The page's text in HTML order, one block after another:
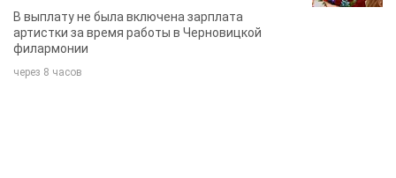
певица
В выплату не была включена зарплата
артистки за время работы в Черновицкой
филармонии
через 8 часов